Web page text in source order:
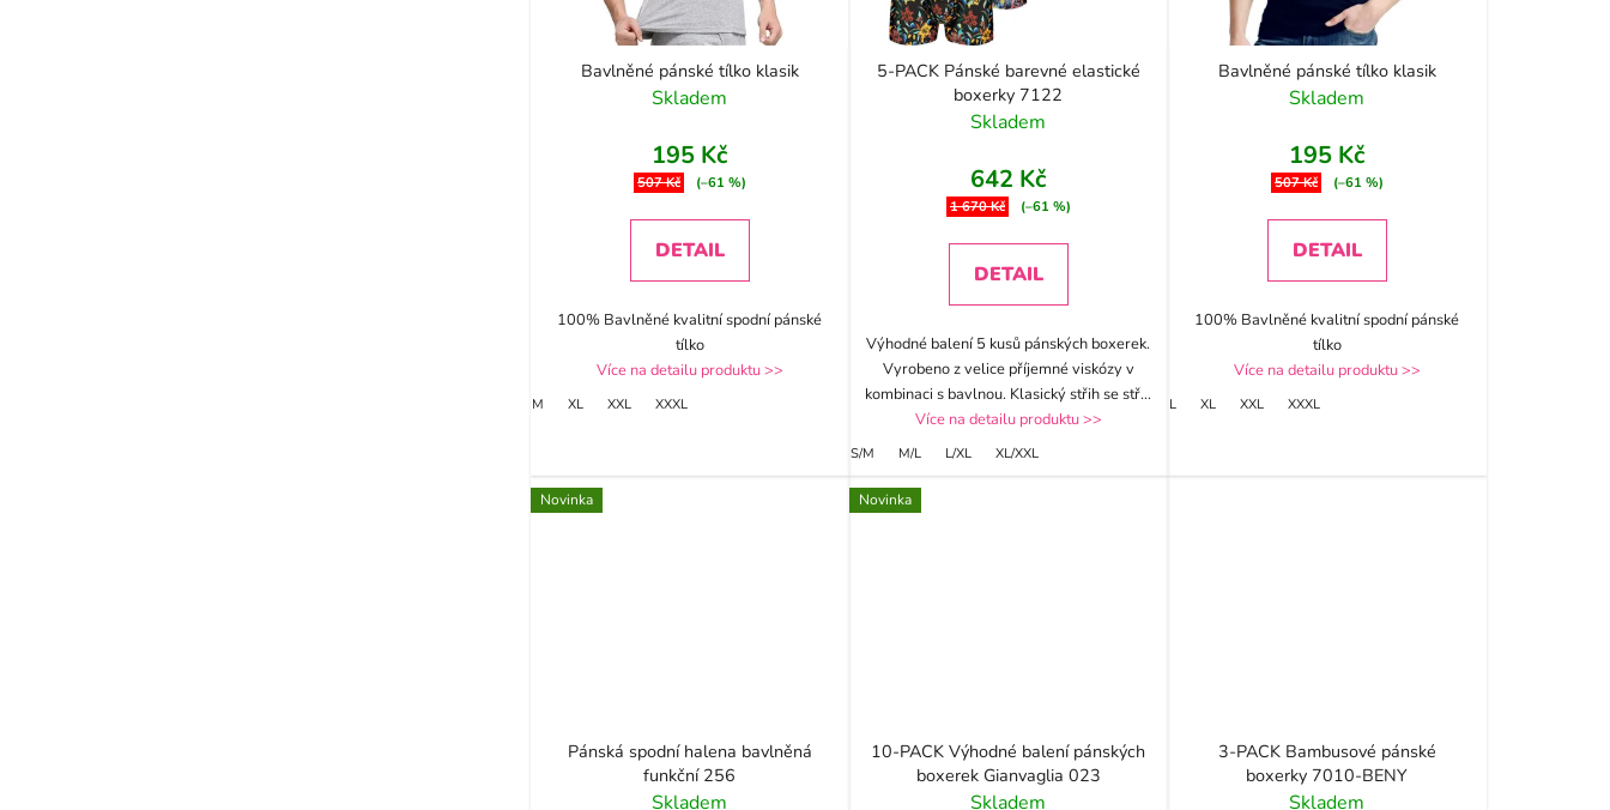
Bavlněné pánské tílko klasik
Skladem
195 Kč
507 Kč (–61 %)
DETAIL
100% Bavlněné kvalitní spodní pánské
tílko
Více na detailu produktu >>
M XL XXL XXXL
5-PACK Pánské barevné elastické
boxerky 7122
Skladem
642 Kč
1 670 Kč (–61 %)
DETAIL
Výhodné balení 5 kusů pánských boxerek.
Vyrobeno z velice příjemné viskózy v
kombinaci s bavlnou. Klasický střih se stř...
Více na detailu produktu >>
S/M M/L L/XL XL/XXL
Bavlněné pánské tílko klasik
Skladem
195 Kč
507 Kč (–61 %)
DETAIL
100% Bavlněné kvalitní spodní pánské
tílko
Více na detailu produktu >>
L XL XXL XXXL
Novinka
Pánská spodní halena bavlněná
funkční 256
Skladem
Novinka
10-PACK Výhodné balení pánských
boxerek Gianvaglia 023
Skladem
3-PACK Bambusové pánské
boxerky 7010-BENY
Skladem